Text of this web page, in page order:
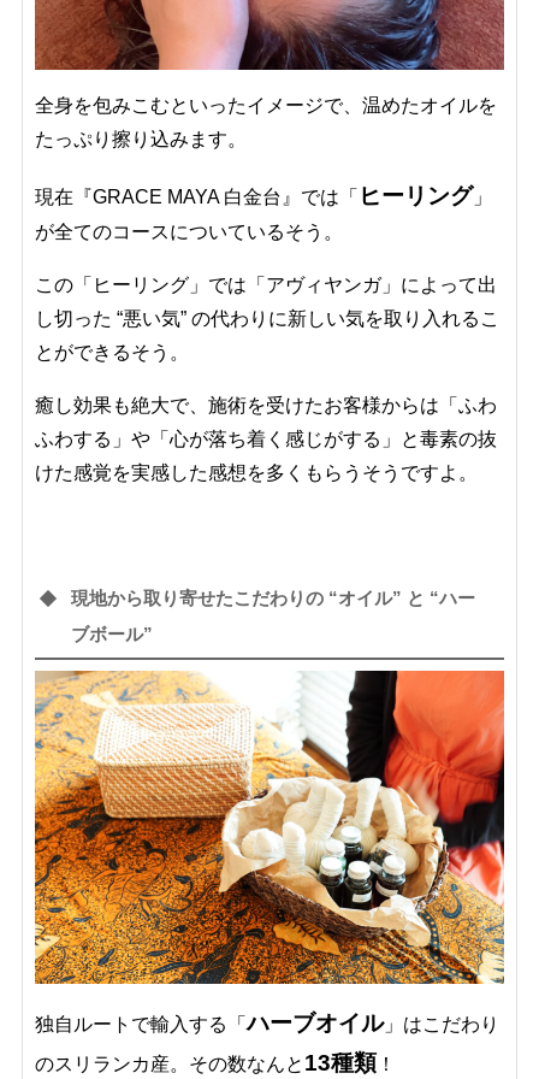
全身を包みこむといったイメージで、温めたオイルを
たっぷり擦り込みます。
現在『GRACE MAYA 白金台』では「 ヒーリング」
が全てのコースについているそう。
この「ヒーリング」では「アヴィヤンガ」によって出
し切った “悪い気” の代わりに新しい気を取り入れるこ
とができるそう。
癒し効果も絶大で、施術を受けたお客様からは「ふわ
ふわする」や「心が落ち着く感じがする」と毒素の抜
けた感覚を実感した感想を多くもらうそうですよ。
現地から取り寄せたこだわりの “オイル” と “ハー
ブボール”
独自ルートで輸入する「ハーブオイル」はこだわり
のスリランカ産。その数なんと 13種類 ！